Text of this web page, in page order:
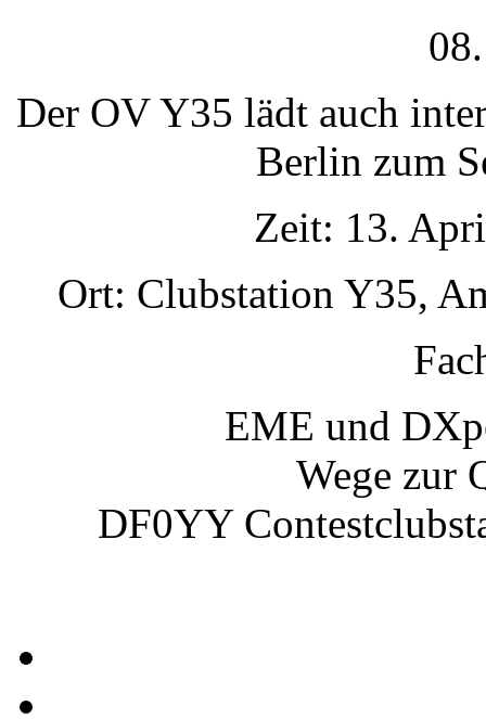
Der OV Y35 lädt auch
Berlin zum
Zeit: 13.
Ort: Clubstation Y35,
EME und
Wege zur
DF0YY